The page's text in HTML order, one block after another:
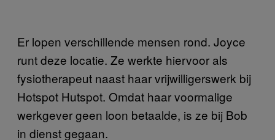
Er lopen verschillende mensen rond. Joyce
runt deze locatie. Ze werkte hiervoor als
fysiotherapeut naast haar vrijwilligerswerk bij
Hotspot Hutspot. Omdat haar voormalige
werkgever geen loon betaalde, is ze bij Bob
in dienst gegaan.